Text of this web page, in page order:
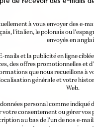
à vous envoyer des e-
l'italien, le polonais ou
envoyés en
mails et la publicité en ligne
des offres promotionnelles et
que nous recueillons à
générale et votre
Web.
personal comme indiqué
votre consentement ou gérer
au bas de l'un de nos e-